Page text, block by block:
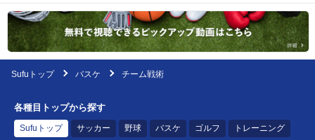
Sufuトップ バスケ チーム戦術
各種目トップから探す
Sufuトップ サッカー 野球 バスケ ゴルフ トレーニング